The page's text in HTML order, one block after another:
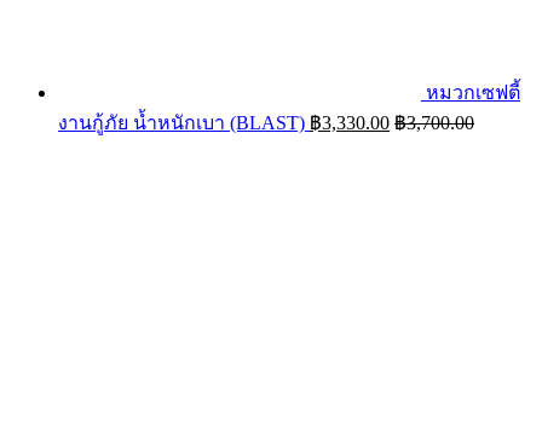
หมวกเซฟตี้
งานกู้ภัย น้ำหนักเบา (BLAST) ฿3,330.00 ฿3,700.00